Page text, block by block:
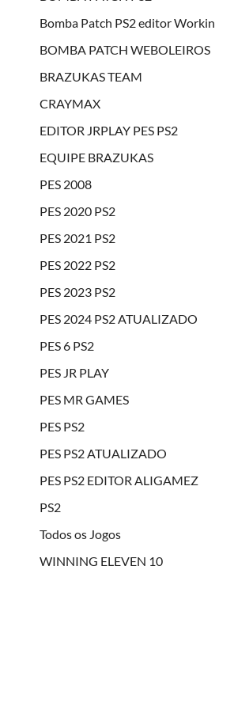
Bomba Patch PS2 editor Workin
BOMBA PATCH WEBOLEIROS
BRAZUKAS TEAM
CRAYMAX
EDITOR JRPLAY PES PS2
EQUIPE BRAZUKAS
PES 2008
PES 2020 PS2
PES 2021 PS2
PES 2022 PS2
PES 2023 PS2
PES 2024 PS2 ATUALIZADO
PES 6 PS2
PES JR PLAY
PES MR GAMES
PES PS2
PES PS2 ATUALIZADO
PES PS2 EDITOR ALIGAMEZ
PS2
Todos os Jogos
WINNING ELEVEN 10